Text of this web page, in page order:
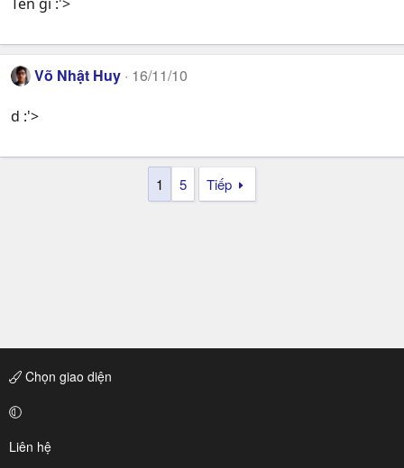
Tên gì :'>
Võ Nhật Huy 16/11/10
d :'>
1 5 Tiếp
Chọn giao diện
Liên hệ